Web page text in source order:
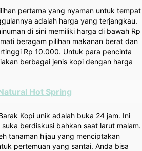
pertama yang nyaman untuk tempat
adalah harga yang terjangkau.
di sini memiliki harga di bawah Rp
beragam pilihan makanan berat dan
Rp 10.000. Untuk para pencinta
berbagai jenis kopi dengan harga
Hot Spring
Kopi unik adalah buka 24 jam. Ini
berdiskusi bahkan saat larut malam.
tanaman hijau yang menciptakan
pertemuan yang santai. Anda bisa